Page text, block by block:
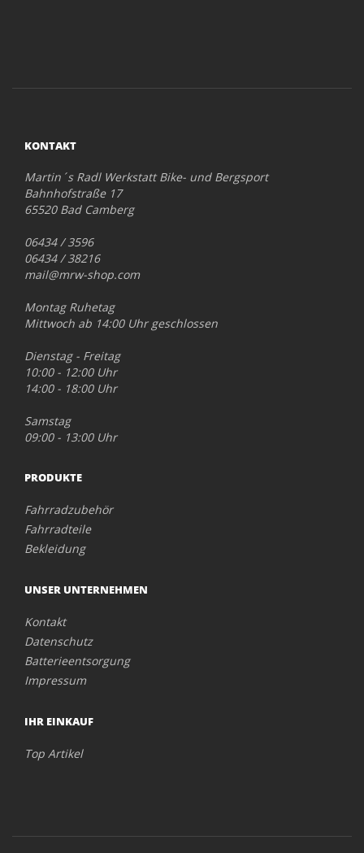
KONTAKT
Martin´s Radl Werkstatt Bike- und Bergsport
Bahnhofstraße 17
65520 Bad Camberg
06434 / 3596
06434 / 38216
mail@mrw-shop.com
Montag Ruhetag
Mittwoch ab 14:00 Uhr geschlossen
Dienstag - Freitag
10:00 - 12:00 Uhr
14:00 - 18:00 Uhr
Samstag
09:00 - 13:00 Uhr
PRODUKTE
Fahrradzubehör
Fahrradteile
Bekleidung
UNSER UNTERNEHMEN
Kontakt
Datenschutz
Batterieentsorgung
Impressum
IHR EINKAUF
Top Artikel